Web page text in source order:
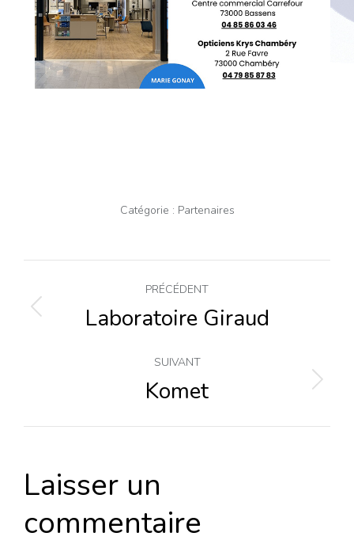
Catégorie : Partenaires
Navigation
de
commentaire
PRÉCÉDENT
Onglet
Laboratoire Giraud
SUIVANT
Projets
Komet
Laisser un
commentaire